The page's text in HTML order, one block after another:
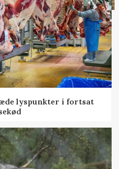
lyspunkter i fortsat